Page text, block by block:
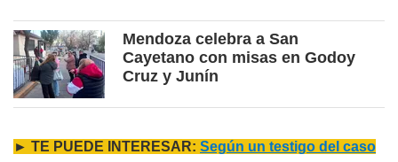
Mendoza celebra a San
Cayetano con misas en Godoy
Cruz y Junín
► TE PUEDE INTERESAR: Según un testigo del caso